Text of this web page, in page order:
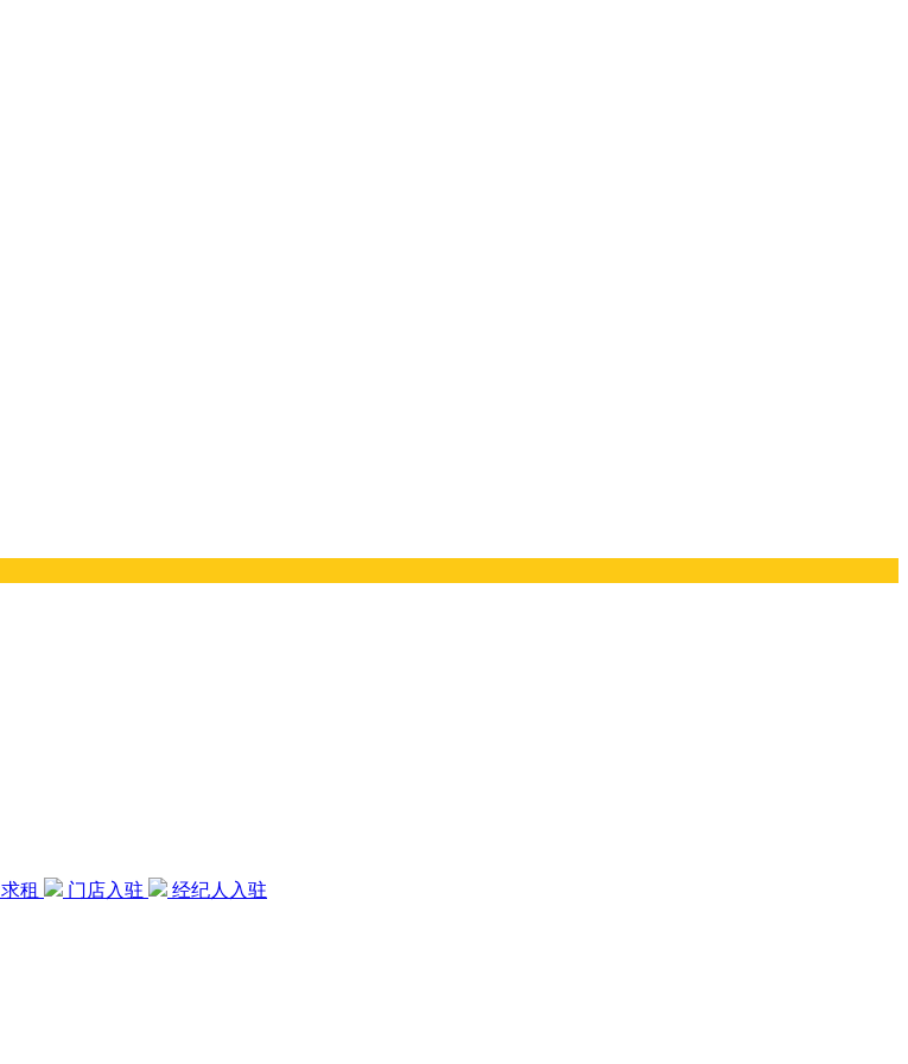
求租 门店入驻 经纪人入驻